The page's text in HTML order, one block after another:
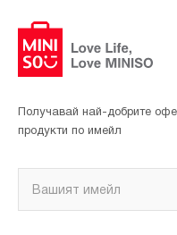
Получавай най-добрите
продукти по имейл